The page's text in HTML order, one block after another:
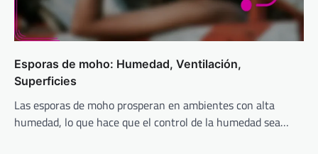
Esporas de moho: Humedad, Ventilación,
Superficies
Las esporas de moho prosperan en ambientes con alta
humedad, lo que hace que el control de la humedad sea…